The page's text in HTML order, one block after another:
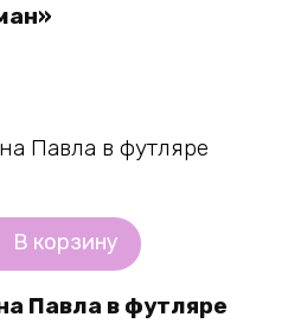
В корзину
Павла в футляре